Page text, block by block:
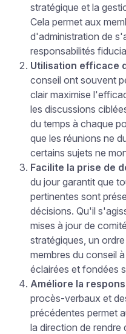
stratégique et la
Cela permet aux
d'administration de
responsabilités
Utilisation efficace
conseil ont souvent
clair maximise
les discussions
du temps à chaque
que les réunions ne
certains sujets ne
Facilite la prise de
du jour garantit que
pertinentes sont
décisions. Qu'il
mises à jour de
stratégiques, un
membres du conseil
éclairées et fondées
Améliore la
procès-verbaux et
précédentes permet
la direction de rendre